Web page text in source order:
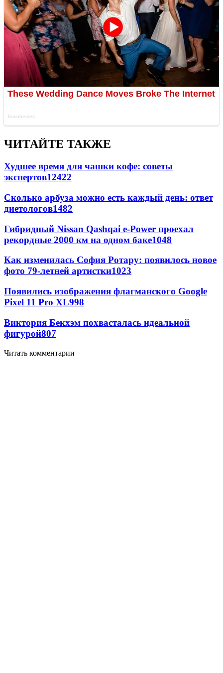
ЧИТАЙТЕ ТАКЖЕ
Худшее время для чашки кофе: советы
экспертов12422
Сколько арбуза можно есть каждый день: ответ
диетологов1482
Гибридный Nissan Qashqai e-Power проехал
рекордные 2000 км на одном баке1048
Как изменилась София Ротару: появилось новое
фото 79-летней артистки1023
Появились изображения флагманского Google
Pixel 11 Pro XL998
Виктория Бекхэм похвасталась идеальной
фигурой807
Читать комментарии